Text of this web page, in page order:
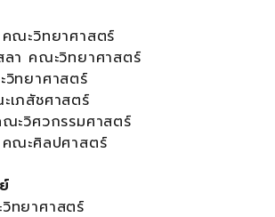
ะวิทยาศาสตร์
คณะวิทยาศาสตร์
ทยาศาสตร์
ภสัชศาสตร์
วิศวกรรมศาสตร์
ะศิลปศาสตร์
ยาศาสตร์